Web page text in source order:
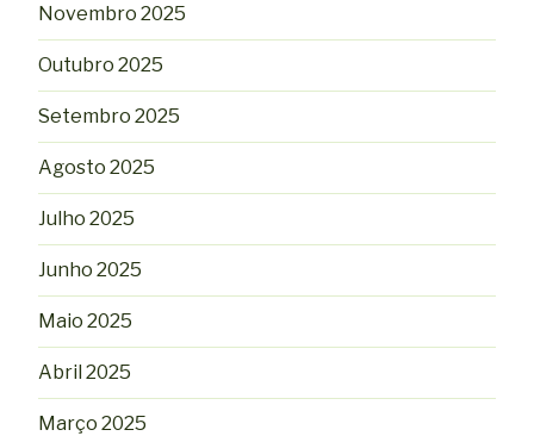
Novembro 2025
Outubro 2025
Setembro 2025
Agosto 2025
Julho 2025
Junho 2025
Maio 2025
Abril 2025
Março 2025